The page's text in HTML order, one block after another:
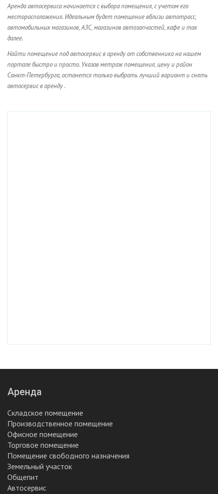
Аренда автосервиса начинается с выбора помещения, с учетом его
месторасположения. Идеальным будет помещение вблизи автотрасс,
автомобильных магазинов, АЗС, магазинов автозапчастей, кафе и так
далее.
Найти помещение под автосервис в аренду от собственника на нашем
портале быстро и просто. Указав метраж помещения, цену и район
Санкт-Петербурга, останется только выбрать лучший вариант и снять
автосервис в аренду .
Аренда
Складское помещение
Производственное помещение
Офисное помещение
Торговое помещение
Помещение свободного назначения
Земельный участок
Общепит
Автосервис